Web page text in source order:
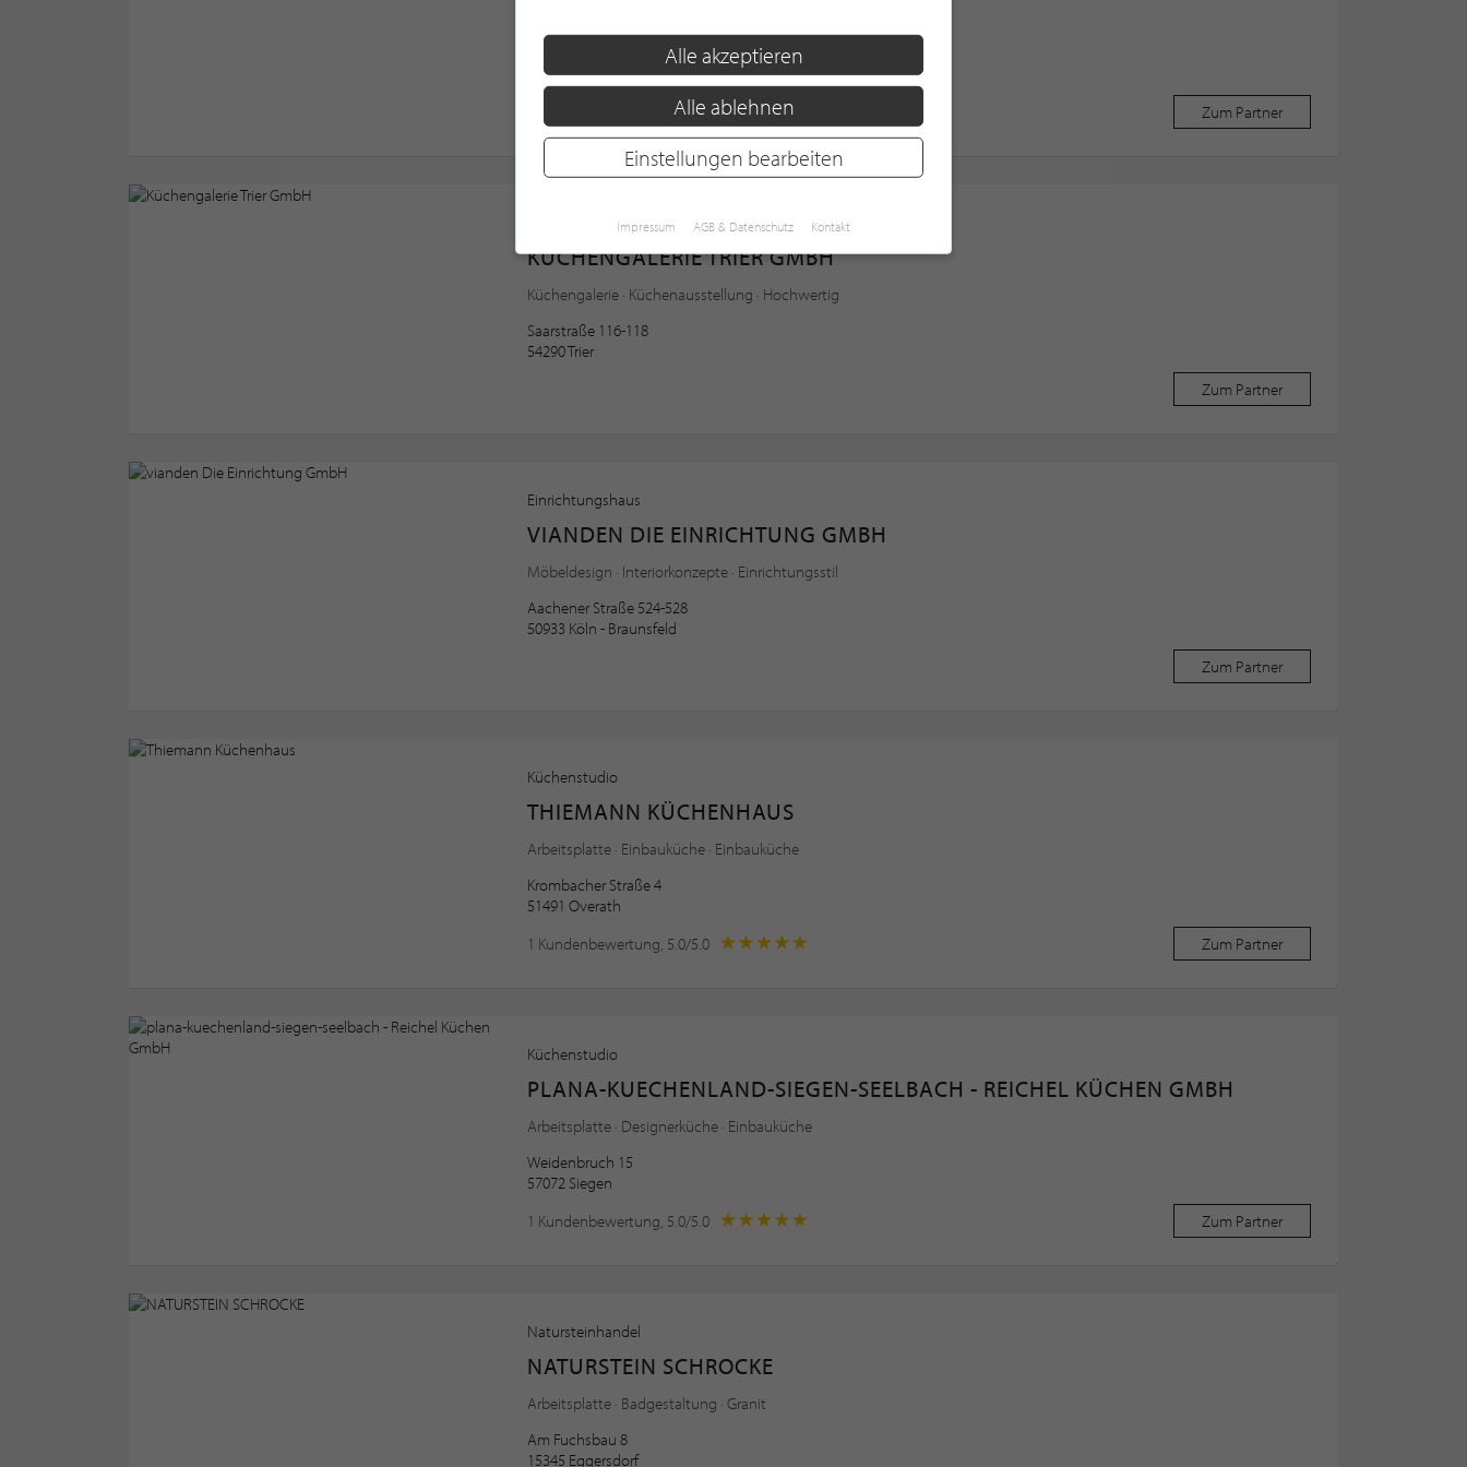
45657 Recklinghausen
Zum Partner
KÜCHENGALERIE TRIER GMBH
Küchengalerie · Küchenausstellung · Hochwertig
Saarstraße 116-118
54290 Trier
Zum Partner
Einrichtungshaus
VIANDEN DIE EINRICHTUNG GMBH
Möbeldesign · Interiorkonzepte · Einrichtungsstil
Aachener Straße 524-528
50933 Köln - Braunsfeld
Zum Partner
Küchenstudio
THIEMANN KÜCHENHAUS
Arbeitsplatte · Einbauküche · Einbauküche
Krombacher Straße 4
51491 Overath
1 Kundenbewertung, 5.0/5.0
Zum Partner
Küchenstudio
PLANA-KUECHENLAND-SIEGEN-SEELBACH - REICHEL KÜCHEN GMBH
Arbeitsplatte · Designerküche · Einbauküche
Weidenbruch 15
57072 Siegen
1 Kundenbewertung, 5.0/5.0
Zum Partner
Natursteinhandel
NATURSTEIN SCHROCKE
Arbeitsplatte · Badgestaltung · Granit
Am Fuchsbau 8
15345 Eggersdorf
Alle akzeptieren
Alle ablehnen
Einstellungen bearbeiten
Impressum AGB & Datenschutz Kontakt